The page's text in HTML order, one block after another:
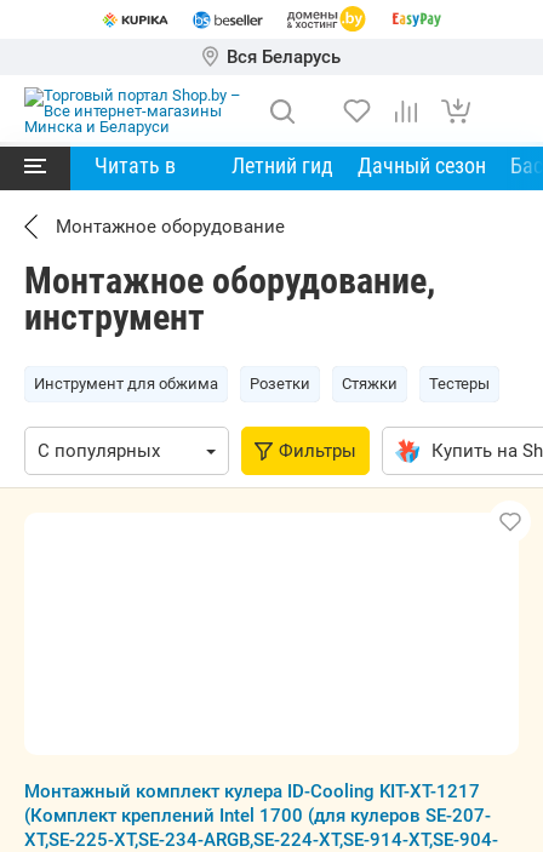
Вся Беларусь
Читать в Летний гид Дачный сезон
Монтажное оборудование
Монтажное оборудование,
инструмент
Инструмент для обжима Розетки Стяжки Тестеры
Фильтры Купить на
Монтажный комплект кулера ID-Cooling KIT-XT-1217
(Комплект креплений Intel 1700 (для кулеров SE-207-
XT,SE-225-XT,SE-234-ARGB,SE-224-XT,SE-914-XT,SE-904-